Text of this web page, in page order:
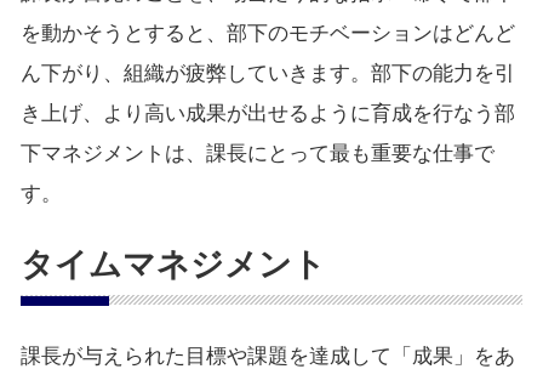
を動かそうとすると、部下のモチベーションはどんど
ん下がり、組織が疲弊していきます。部下の能力を引
き上げ、より高い成果が出せるように育成を行なう部
下マネジメントは、課長にとって最も重要な仕事で
す。
タイムマネジメント
課長が与えられた目標や課題を達成して「成果」をあ